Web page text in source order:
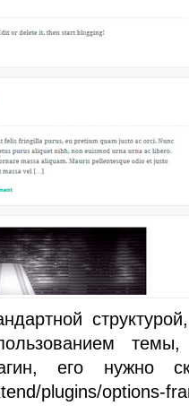
темы,
его нужно
plugins/options-